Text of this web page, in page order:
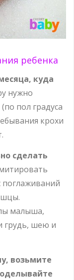
ребенка
куда
нужно
пол градуса
крохи
сделать
поглаживаний
малыша,
грудь, шею и
возьмите